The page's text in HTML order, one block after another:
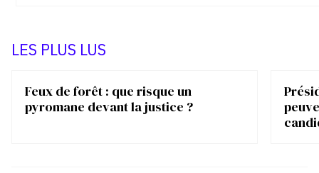
LES PLUS LUS
Feux de forêt : que risque un
pyromane devant la justice ?